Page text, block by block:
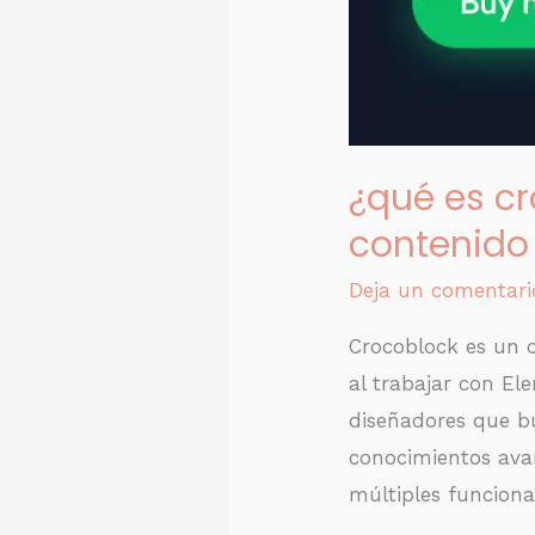
¿qué es
Deja un
Crocoblock es un
al trabajar con
diseñadores que
conocimientos
múltiples